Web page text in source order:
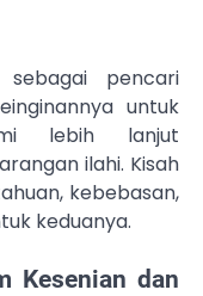
sebagai pencari
untuk
lebih lanjut
ilahi. Kisah
kebebasan,
keduanya.
Kesenian dan